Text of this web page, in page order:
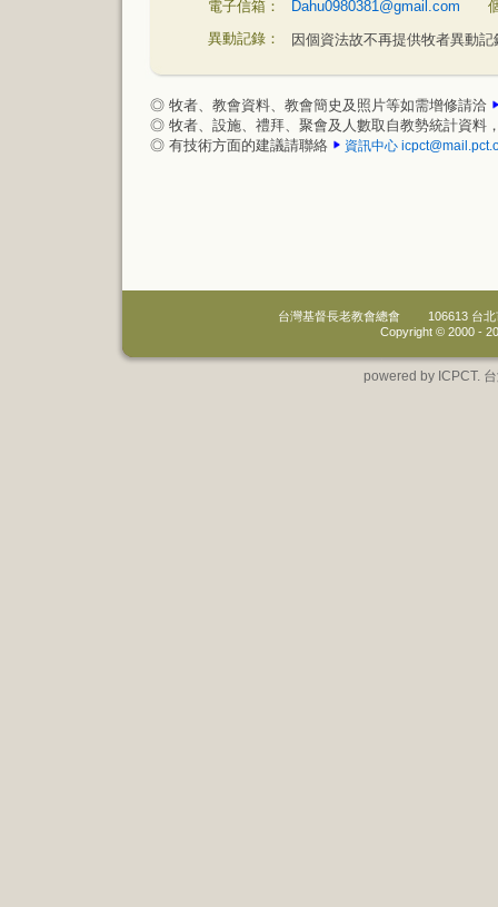
電子信箱：
Dahu0980381@gmail.com
異動記錄：
因個資法故不再提供牧者異動記
◎ 牧者、教會資料、教會簡史及照片等如需增修請洽
◎ 牧者、設施、禮拜、聚會及人數取自教勢統計資料
◎ 有技術方面的建議請聯絡
資訊中心
台灣基督長老教會總會
106613 台
Copyright © 2000 -
powered by ICPCT.